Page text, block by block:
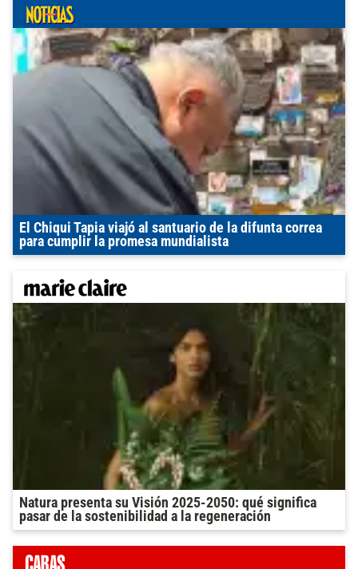
El Chiqui Tapia viajó al santuario de la difunta correa
para cumplir la promesa mundialista
Natura presenta su Visión 2025-2050: qué significa
pasar de la sostenibilidad a la regeneración